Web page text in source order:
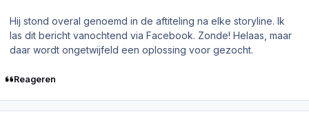
Hij stond overal genoemd in de aftiteling na elke storyline. Ik
las dit bericht vanochtend via Facebook. Zonde! Helaas, maar
daar wordt ongetwijfeld een oplossing voor gezocht.
Reageren